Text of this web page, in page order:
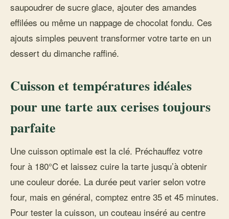
saupoudrer de sucre glace, ajouter des amandes
effilées ou même un nappage de chocolat fondu. Ces
ajouts simples peuvent transformer votre tarte en un
dessert du dimanche raffiné.
Cuisson et températures idéales
pour une tarte aux cerises toujours
parfaite
Une cuisson optimale est la clé. Préchauffez votre
four à 180°C et laissez cuire la tarte jusqu’à obtenir
une couleur dorée. La durée peut varier selon votre
four, mais en général, comptez entre 35 et 45 minutes.
Pour tester la cuisson, un couteau inséré au centre